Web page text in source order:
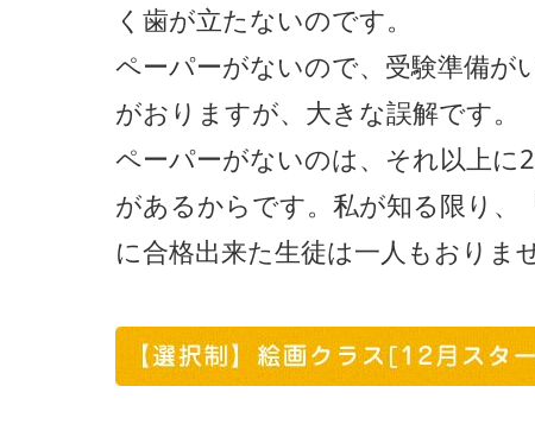
く歯が立たないのです。
ペーパーがないので、受験準備が
がおりますが、大きな誤解です。
ペーパーがないのは、それ以上に
があるからです。私が知る限り、
に合格出来た生徒は一人もおりませ